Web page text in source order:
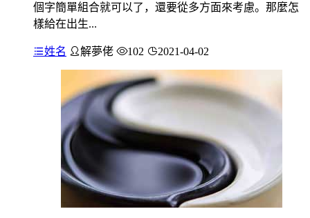
個字簡單組合就可以了，還要從多方面來考慮。那麼怎
樣給在出生...
姓名 解夢佬 102 2021-04-02